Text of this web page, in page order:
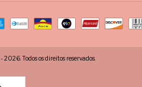
Todos os direitos reservados.